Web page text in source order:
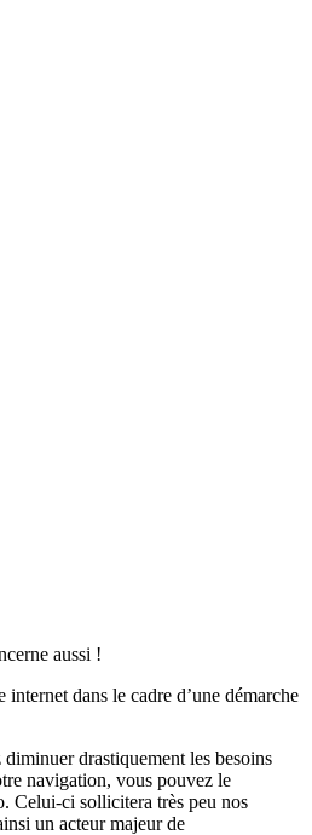
aussi !
dans le cadre d’une démarche
drastiquement les besoins
navigation, vous pouvez le
Celui-ci sollicitera très peu nos
un acteur majeur de